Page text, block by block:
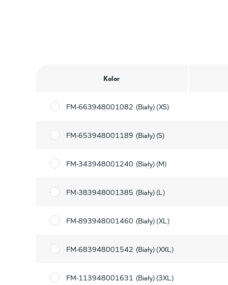
Kolor
FM-663948001082 (Biały) (XS)
FM-653948001189 (Biały) (S)
FM-343948001240 (Biały) (M)
FM-383948001385 (Biały) (L)
FM-893948001460 (Biały) (XL)
FM-683948001542 (Biały) (XXL)
FM-113948001631 (Biały) (3XL)